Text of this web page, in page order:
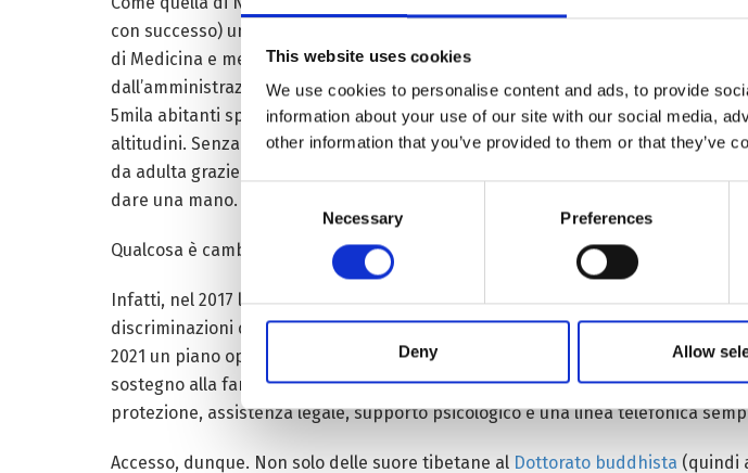
This website uses cookies
We use cookies to personalise content and ads, to provide
information about your use of our site with our social media,
other information that you’ve provided to them or that they’ve
Necessary Preferences
Deny Allow
con successo) una vigna di circa 6 ettari – sta creando una nuova prosperità
di Medicina e memore delle difficoltà della propria famiglia nell’accesso alle
dall’amministrazione locale più “stazioni” di assistenza fisse e mobili, in
5mila abitanti sparsi su un migliaio di chilometri quadri, e continuando a
altitudini. Senza dimenticare il racconto delle “3 Lhamo”, cioè di una nonna
da adulta grazie all’accesso alla Scuola e a un lavoro qualificato, e di una
dare una mano.
Qualcosa è cambiato.
Infatti, nel 2017 la Regione ha introdotto delle norme dedicate – stabilendo il
discriminazioni che perduravano nella società tibetana. Senza però fermarsi
2021 un piano operativo riguardante la salute, l’istruzione, il lavoro e
sostegno alla famiglia. Compresa la violenza domestica, purtroppo presente
protezione, assistenza legale, supporto psicologico e una linea telefonica
Accesso, dunque. Non solo delle suore tibetane al Dottorato buddhista (quindi